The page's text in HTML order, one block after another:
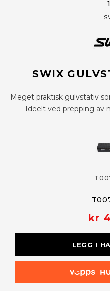
SWIX
Meget praktisk gulvstativ
Ideelt ved prepping av
kr
LEGG I